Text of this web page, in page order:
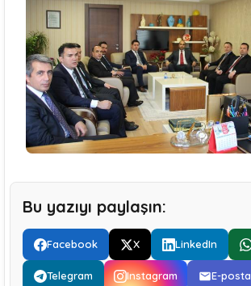
Bu yazıyı paylaşın:
Facebook X LinkedIn
Telegram Instagram E-posta